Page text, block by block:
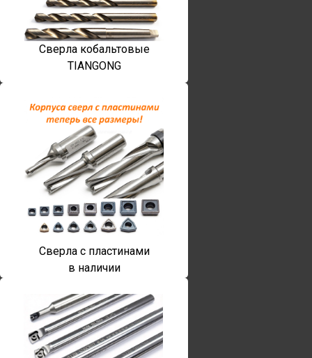
Сверла кобальтовые
TIANGONG
Сверла с пластинами
в наличии